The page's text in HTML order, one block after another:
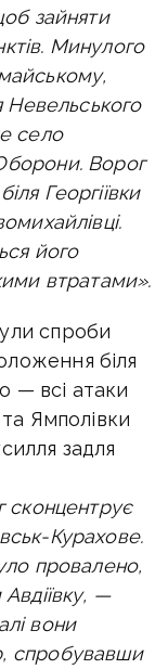
зайняти
Минулого
Невельського
село
Ворог
Георгіївки
його
втратами».
спроби
біля
— всі атаки
Ямполівки
задля
сконцентрує
Курахове.
провалено,
—
вони
спробувавши